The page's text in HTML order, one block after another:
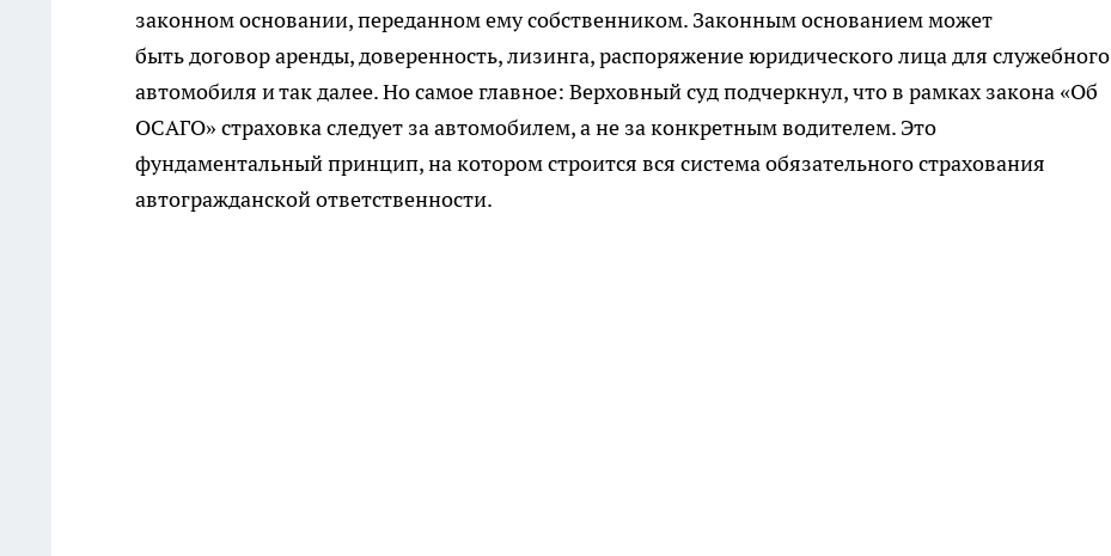
законном основании, переданном ему собственником. Законным основанием может
быть договор аренды, доверенность, лизинга, распоряжение юридического лица для служебного
автомобиля и так далее. Но самое главное: Верховный суд подчеркнул, что в рамках закона «Об
ОСАГО» страховка следует за автомобилем, а не за конкретным водителем. Это
фундаментальный принцип, на котором строится вся система обязательного страхования
автогражданской ответственности.